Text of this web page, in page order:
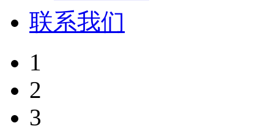
联系我们
1
2
3